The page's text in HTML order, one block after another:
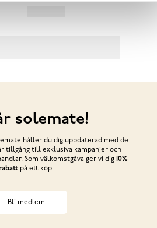
solemate!
håller du dig uppdaterad med de
tillgång till exklusiva kampanjer och
Som välkomstgåva ger vi dig 10%
på ett köp.
Bli medlem